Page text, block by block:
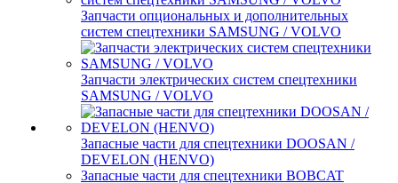
Запчасти опциональных и дополнительных
систем спецтехники SAMSUNG / VOLVO
Запчасти электрических систем спецтехники
SAMSUNG / VOLVO
Запасные части для спецтехники DOOSAN /
DEVELON (HENVO)
Запасные части для спецтехники BOBCAT